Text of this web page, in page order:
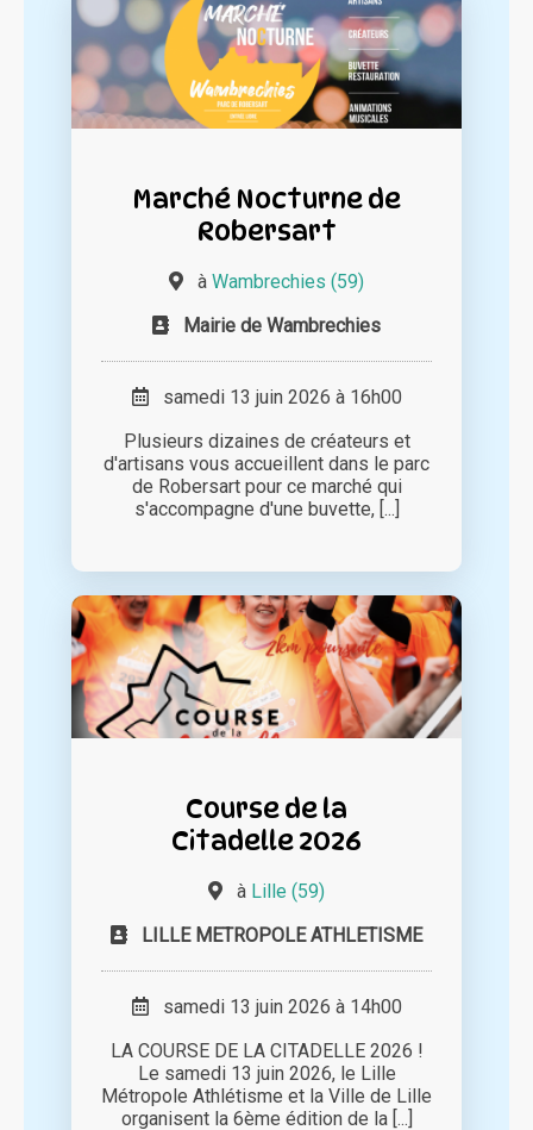
Marché Nocturne de
Robersart
à Wambrechies (59)
Mairie de Wambrechies
samedi 13 juin 2026 à 16h00
Plusieurs dizaines de créateurs et
d'artisans vous accueillent dans le parc
de Robersart pour ce marché qui
s'accompagne d'une buvette, [...]
Course de la
Citadelle 2026
à Lille (59)
LILLE METROPOLE ATHLETISME
samedi 13 juin 2026 à 14h00
LA COURSE DE LA CITADELLE 2026 !
Le samedi 13 juin 2026, le Lille
Métropole Athlétisme et la Ville de Lille
organisent la 6ème édition de la [...]